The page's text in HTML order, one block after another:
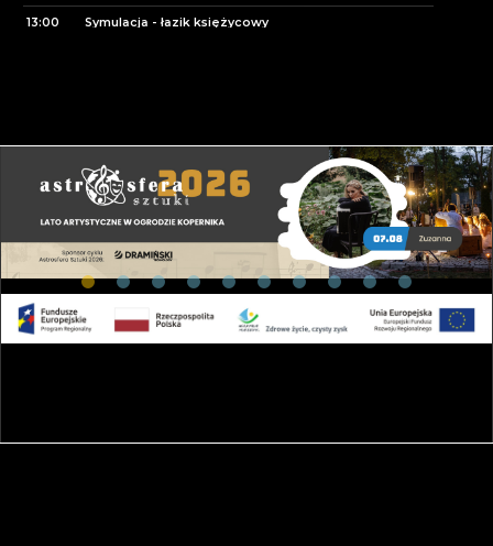
13:00 Symulacja - łazik księżycowy
Symulacja - łazik księżycowy
Seans filmowy: W poszukiwaniu Ciemnej materii
15:00
15:00 Seans filmowy: Niespokojny Wszechświat